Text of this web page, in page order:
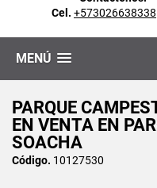
Cel. +573026638338
MENÚ
PARQUE
EN VENTA EN
SOACHA
Código. 10127530